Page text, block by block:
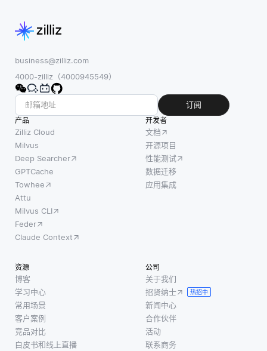
business@zilliz.com
4000-zilliz（4000945549）
订阅
产品
Zilliz Cloud
Milvus
Deep Searcher
GPTCache
Towhee
Attu
Milvus CLI
Feder
Claude Context
开发者
文档
开源项目
性能测试
数据迁移
应用集成
资源
博客
学习中心
常用场景
客户案例
竞品对比
白皮书和线上直播
公司
关于我们
招贤纳士
热招中
新闻中心
合作伙伴
活动
联系商务